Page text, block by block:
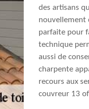
des artisans
nouvellement
parfaite pour
technique
aussi de
charpente
recours aux
couvreur 13